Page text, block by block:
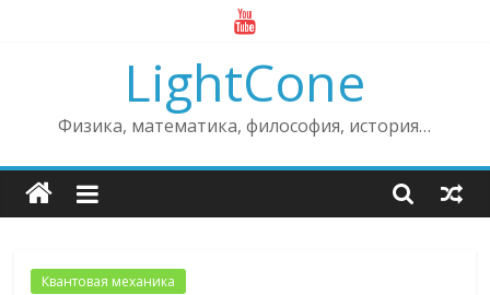
LightCone
Физика, математика, философия, история…
Квантовая механика